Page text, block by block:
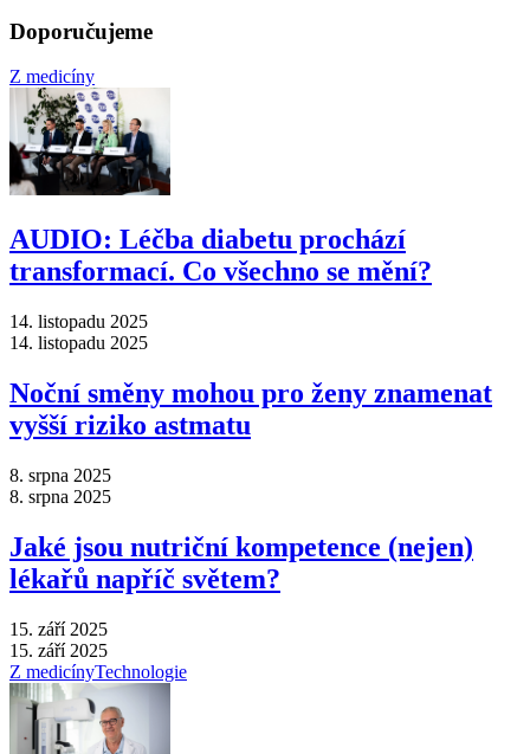
Doporučujeme
Z medicíny
AUDIO: Léčba diabetu prochází
transformací. Co všechno se mění?
14. listopadu 2025
14. listopadu 2025
Noční směny mohou pro ženy znamenat
vyšší riziko astmatu
8. srpna 2025
8. srpna 2025
Jaké jsou nutriční kompetence (nejen)
lékařů napříč světem?
15. září 2025
15. září 2025
Z medicínyTechnologie